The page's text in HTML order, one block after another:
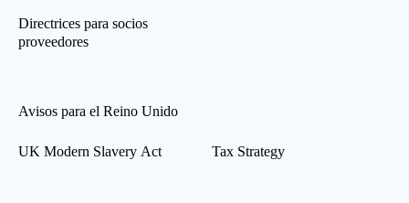
Directrices para socios
proveedores
Avisos para el Reino Unido
UK Modern Slavery Act Tax Strategy